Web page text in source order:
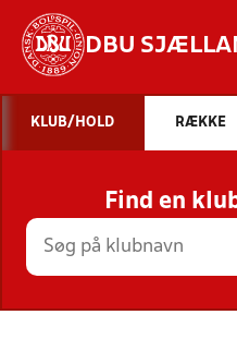
DBU
STILLINGER,
KLUB/HOLD RÆKKE
Find en